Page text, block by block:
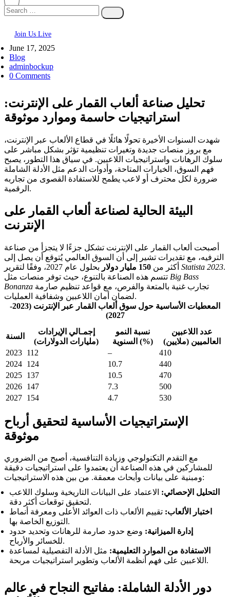
Join Us Live
June 17, 2025
Blog
adminbockup
0 Comments
تحليل صناعة ألعاب القمار على الإنترنت:
استراتيجيات حاسمة وموارد موثوقة
شهدت السنوات الأخيرة تحولًا هائلًا في قطاع الألعاب عبر الإنترنت،
مع بروز منصات جديدة وتغيرات تنظيمية تؤثر بشكل مباشر على
سلوك الرهانات واستراتيجيات اللاعبين. في سياق هذا التطور، يصبح
فهم السوق، الخيارات المتاحة، وأدوات الدعم مثل الأدلة الشاملة
ضرورة لكل محترف أو لاعب يطمح للاستفادة القصوى من تجاربه
الرقمية.
البيئة الحالية لصناعة ألعاب القمار على
الإنترنت
أصبحت ألعاب القمار على الإنترنت تشكل جزءًا لا يتجزأ من صناعة
الترفيه، مع تقديرات تشير إلى أن السوق العالمي يُتوقع أن يصل إلى
أكثر من 150 مليار دولار Statista 2023.
Big Bass
Bonanza
لضمان أمان اللاعبين وشفافية العمليات.
المعطيات الأساسية حول سوق ألعاب القمار عبر الإنترنت (2023-
2027)
السنة
إجمـالي الإيرادات
(مليارات الدولارات)
نسبة النمو
السنوية (%)
عدد اللاعبين
العالميين (ملايين)
2023 112 –
410
2024 124 10.7
440
2025 137 10.5
470
2026 147 7.3
500
2027 154 4.7 530
الإستراتيجيات الأساسية لتحقيق أرباح
موثوقة
مع التقدم التكنولوجي وزيادة التنافسية، أصبح من الضروري
للمشاركين في هذه الصناعة أن يعتمدوا على استراتيجيات دقيقة
ومبنية على بيانات وأبحاث معمقة. من بين هذه الاستراتيجيات:
التحليل الإحصائي: الاعتماد على البيانات التاريخية وسلوك اللاعب
لتحقيق توقعات أكثر دقة.
اختبار الألعاب: تقييم الألعاب ذات العوائد الأعلى ومعرفة أنماط
التوزيع الخاصة بها.
إدارة الميزانية: وضع حدود صارمة للرهانات وتحديد حدود
للخسائر والأرباح.
الاستفادة من الموارد التعليمية: مثل الأدلة التفصيلية لمساعدة
اللاعبين على فهم أنظمة الألعاب وتطوير استراتيجيات مربحة.
دور الأدلة الشاملة: مفاتيح النجاح في عالم